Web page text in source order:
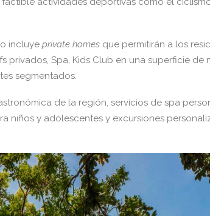
incluye private homes que permitirán a los
privados, Spa, Kids Club en una superficie de
segmentados.
de la región, servicios de spa
niños y adolescentes y excursiones